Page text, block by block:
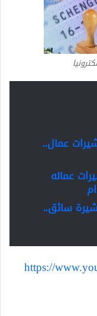
عمال..
عماله
سائق..
https://